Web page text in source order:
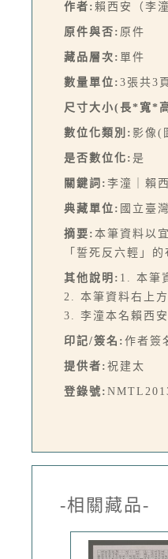
作者: 賴西安（李潼
原件與否: 原件
藏品層次: 單件
數量單位: 3張共3頁
尺寸大小(長*寬*
數位化類別: 影像(
是否數位化: 是
關鍵詞: 李潼｜賴
典藏單位: 國立臺
摘要: 本筆資料以
「誓死反六輕」
其他說明: 1. 本筆
2. 本筆資料右上
3. 李潼本名賴西安
印記/簽名: 作者簽
提供者: 祝建太
登錄號:
-相關藏品-